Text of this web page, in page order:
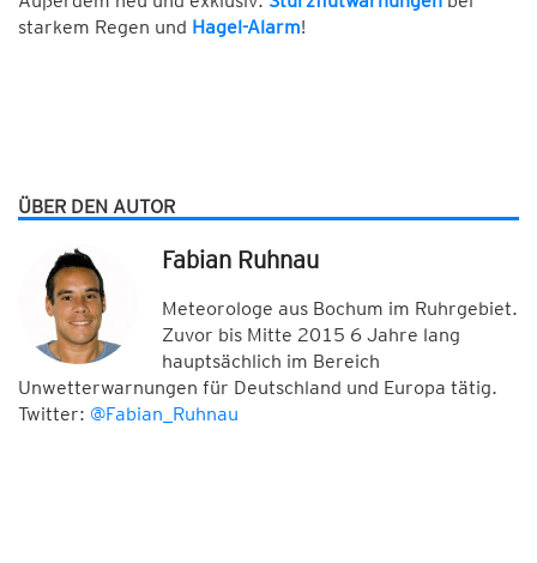
starkem Regen und Hagel-Alarm!
ÜBER DEN AUTOR
Fabian Ruhnau
Meteorologe aus Bochum im Ruhrgebiet.
Zuvor bis Mitte 2015 6 Jahre lang
hauptsächlich im Bereich
Unwetterwarnungen für Deutschland und Europa tätig.
Twitter: @Fabian_Ruhnau